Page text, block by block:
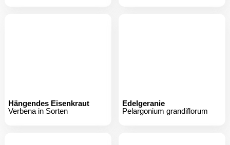
Hängendes Eisenkraut
Verbena in Sorten
Edelgeranie
Pelargonium grandiflorum